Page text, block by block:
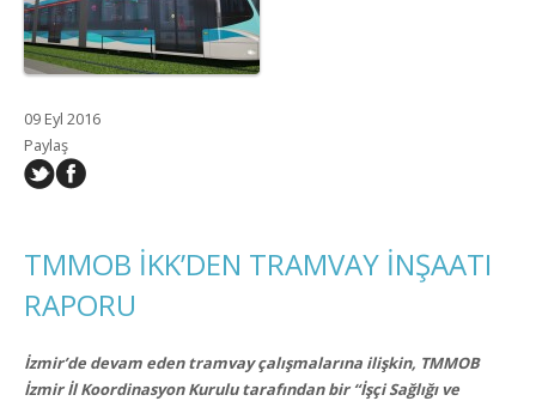
09 Eyl 2016
Paylaş
TMMOB İKK’DEN TRAMVAY İNŞAATI
RAPORU
İzmir’de devam eden tramvay çalışmalarına ilişkin, TMMOB
İzmir İl Koordinasyon Kurulu tarafından bir “İşçi Sağlığı ve